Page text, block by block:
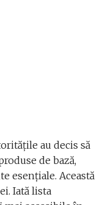
au decis să
de bază,
esențiale. Această
Iată lista